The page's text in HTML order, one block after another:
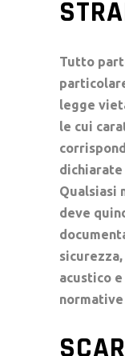
Tutto
legge
le cui
dichiarate
Qualsiasi
deve
acustico